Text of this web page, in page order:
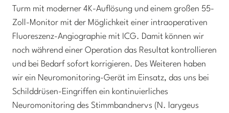
Turm mit moderner 4K-Auflösung und einem großen 55-
Zoll-Monitor mit der Möglichkeit einer intraoperativen
Fluoreszenz-Angiographie mit ICG. Damit können wir
noch während einer Operation das Resultat kontrollieren
und bei Bedarf sofort korrigieren. Des Weiteren haben
wir ein Neuromonitoring-Gerät im Einsatz, das uns bei
Schilddrüsen-Eingriffen ein kontinuierliches
Neuromonitoring des Stimmbandnervs (N. larygeus